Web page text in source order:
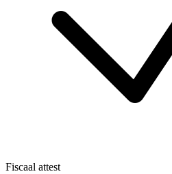
Fiscaal attest